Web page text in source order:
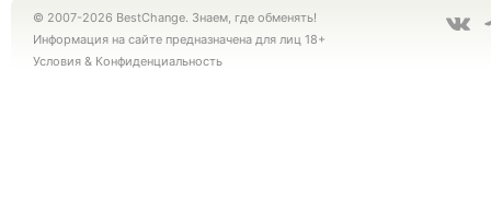
© 2007-2026 BestChange. Знаем, где обменять!
Информация на сайте предназначена для лиц 18+
Условия & Конфиденциальность